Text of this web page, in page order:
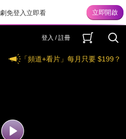
免登入立即看
登入 / 註冊
「頻道+看片」每月只要 $199？